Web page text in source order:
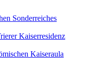
Sonderreiches
Kaiserresidenz
Kaiseraula